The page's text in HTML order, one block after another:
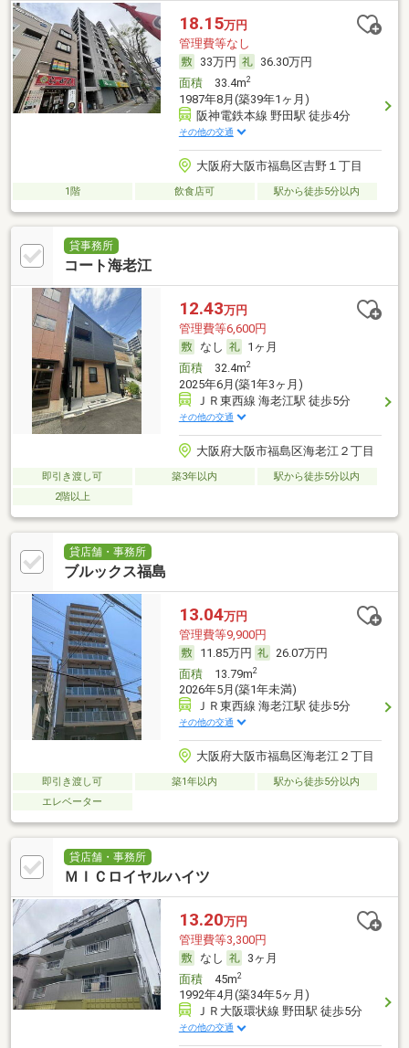
18.15万円
管理費等なし
33万円
36.30万円
面積33.4m2
1987年8月(築39年1ヶ月)
阪神電鉄本線 野田駅 徒歩4分
その他の交通
大阪府大阪市福島区吉野１丁目
1階 飲食店可 駅から徒歩5分以内
貸事務所
コート海老江
12.43万円
管理費等6,600円
なし
1ヶ月
面積32.4m2
2025年6月(築1年3ヶ月)
ＪＲ東西線 海老江駅 徒歩5分
その他の交通
大阪府大阪市福島区海老江２丁目
即引き渡し可 築3年以内
駅から徒歩5分以内
2階以上
貸店舗・事務所
ブルックス福島
13.04万円
管理費等9,900円
11.85万円
26.07万円
面積13.79m2
2026年5月(築1年未満)
ＪＲ東西線 海老江駅 徒歩5分
その他の交通
大阪府大阪市福島区海老江２丁目
即引き渡し可 築1年以内
駅から徒歩5分以内
エレベーター
貸店舗・事務所
ＭＩＣロイヤルハイツ
13.20万円
管理費等3,300円
なし
3ヶ月
面積45m2
1992年4月(築34年5ヶ月)
ＪＲ大阪環状線 野田駅 徒歩5分
その他の交通